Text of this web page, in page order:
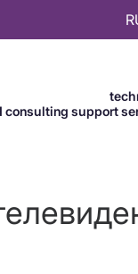
consulting support